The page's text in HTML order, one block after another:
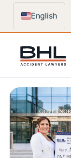
English